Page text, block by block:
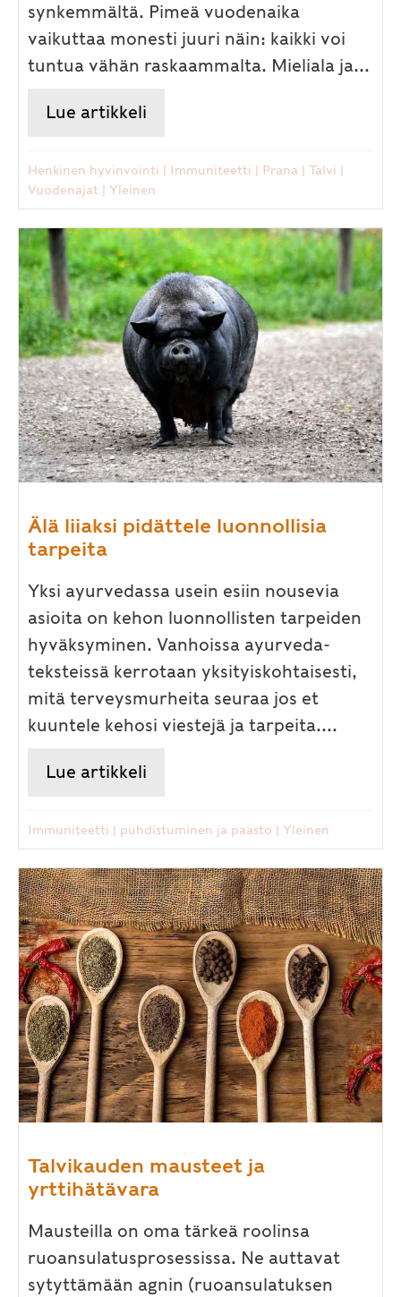
synkemmältä. Pimeä vuodenaika
vaikuttaa monesti juuri näin: kaikki voi
tuntua vähän raskaammalta. Mieliala ja...
Lue artikkeli
Henkinen hyvinvointi | Immuniteetti | Prana | Talvi |
Vuodenajat | Yleinen
Älä liiaksi pidättele luonnollisia
tarpeita
Yksi ayurvedassa usein esiin nousevia
asioita on kehon luonnollisten tarpeiden
hyväksyminen. Vanhoissa ayurveda-
teksteissä kerrotaan yksityiskohtaisesti,
mitä terveysmurheita seuraa jos et
kuuntele kehosi viestejä ja tarpeita....
Lue artikkeli
Immuniteetti | puhdistuminen ja paasto | Yleinen
Talvikauden mausteet ja
yrttihätävara
Mausteilla on oma tärkeä roolinsa
ruoansulatusprosessissa. Ne auttavat
sytyttämään agnin (ruoansulatuksen